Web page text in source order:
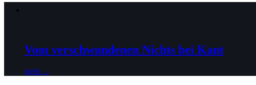
Vom verschwundenen Nichts bei Kant
mehr ...